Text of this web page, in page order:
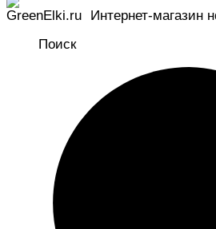
Интернет-магазин
Поиск